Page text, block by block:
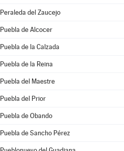
Peraleda del Zaucejo
Puebla de Alcocer
Puebla de la Calzada
Puebla de la Reina
Puebla del Maestre
Puebla del Prior
Puebla de Obando
Puebla de Sancho Pérez